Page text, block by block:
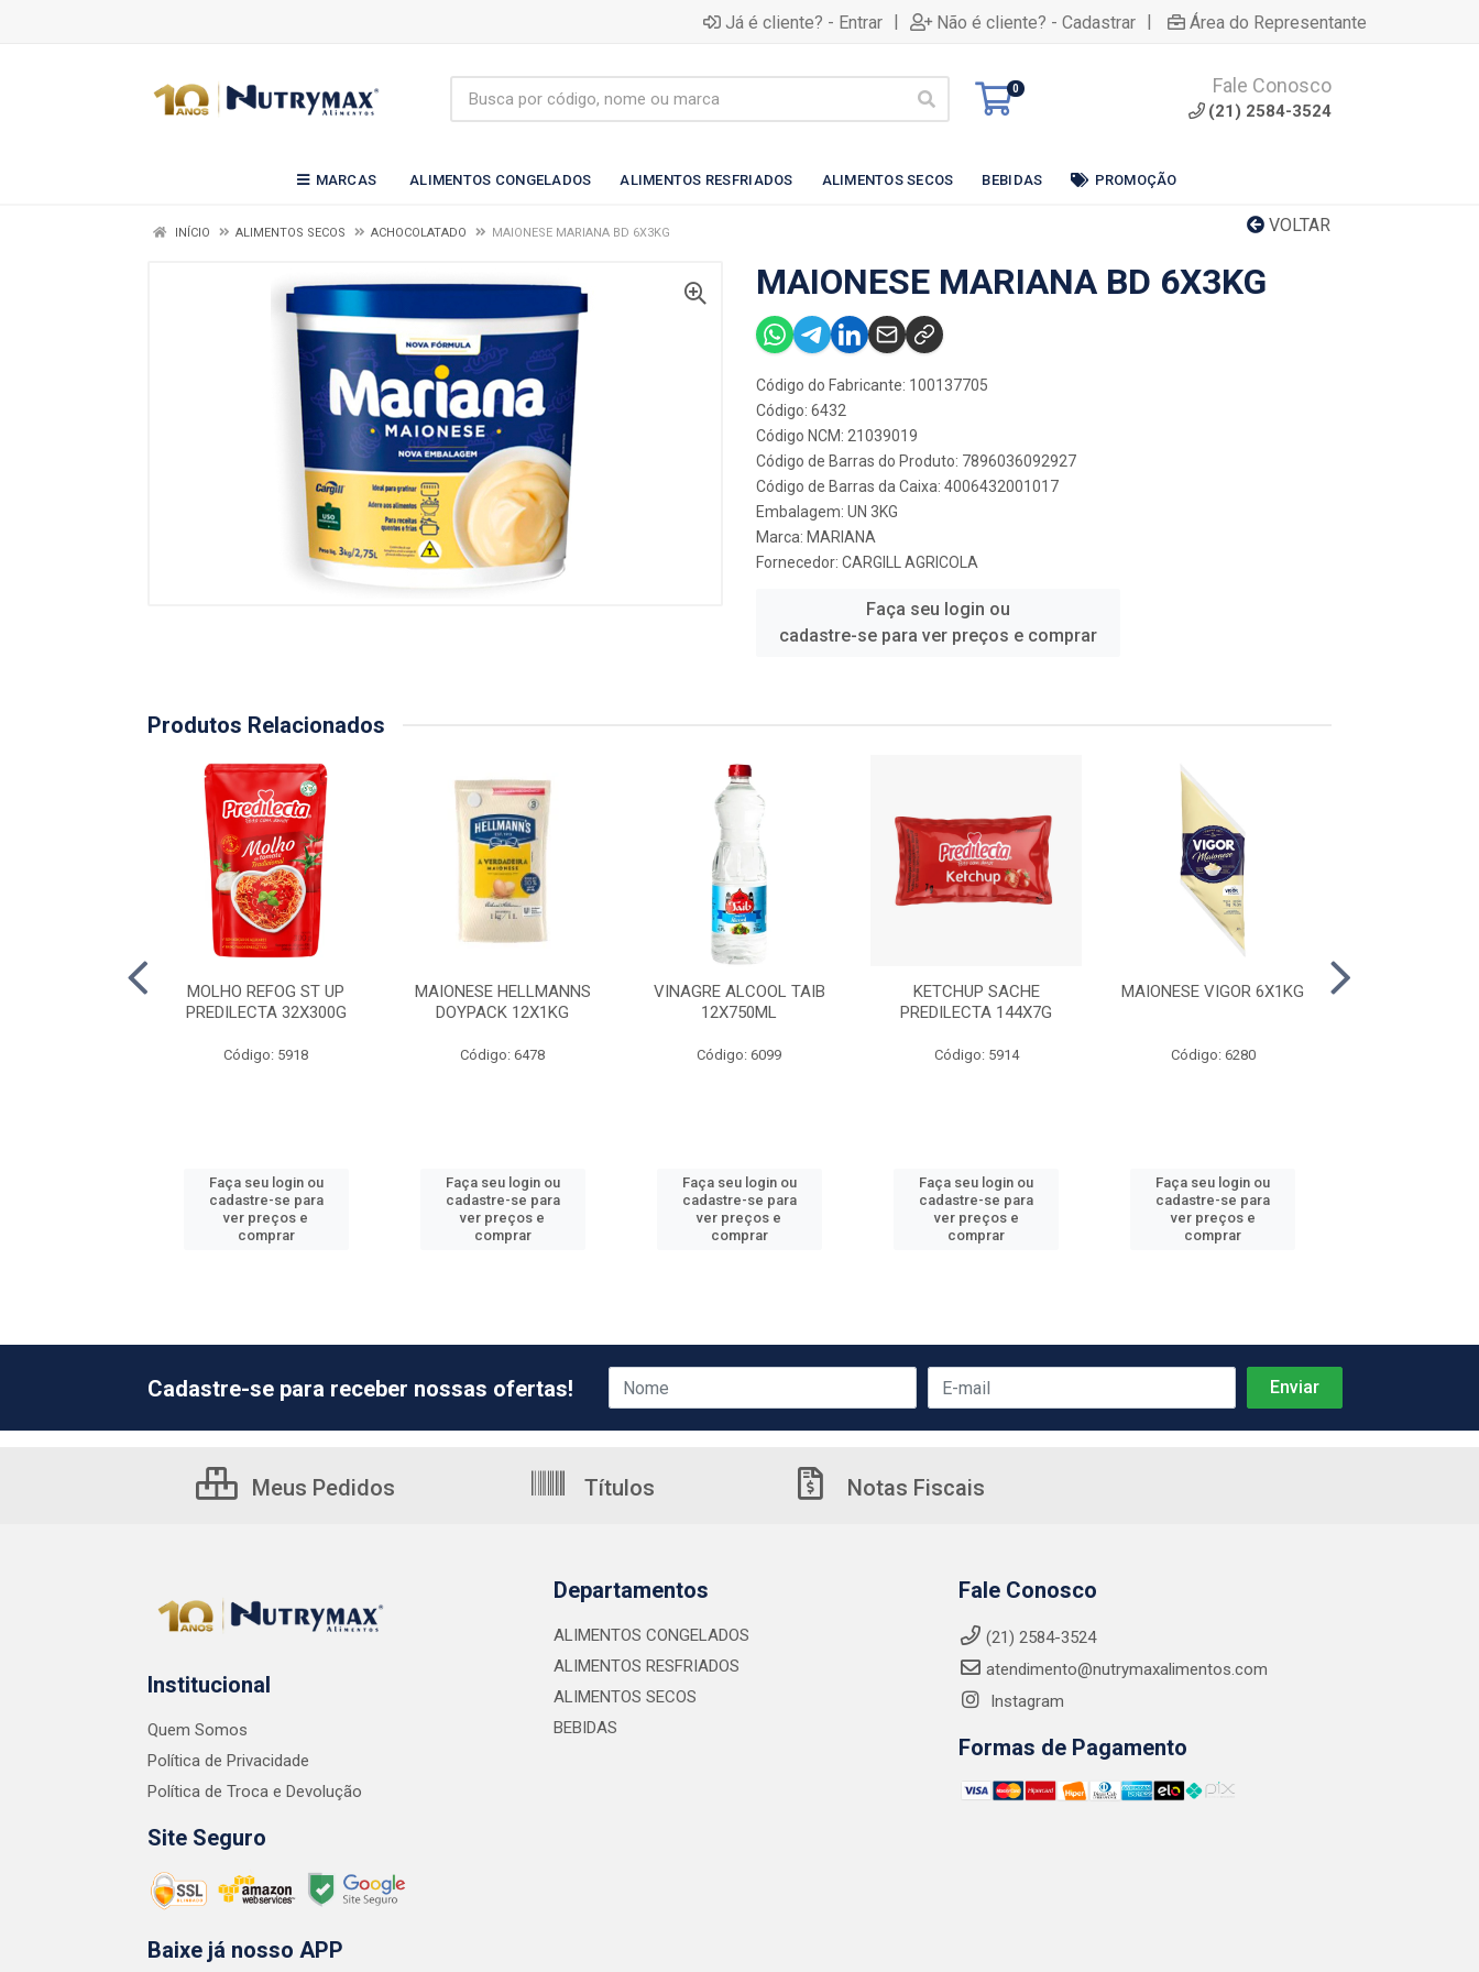
Já é cliente? - Entrar | Não é cliente? - Cadastrar | Área do Representante
0 Fale Conosco
(21) 2584-3524
MARCAS ALIMENTOS CONGELADOS ALIMENTOS RESFRIADOS ALIMENTOS SECOS BEBIDAS PROMOÇÃO
VOLTAR
INÍCIO ALIMENTOS SECOS ACHOCOLATADO MAIONESE MARIANA BD 6X3KG
MAIONESE MARIANA BD 6X3KG
Código do Fabricante: 100137705
Código: 6432
Código NCM: 21039019
Código de Barras do Produto: 7896036092927
Código de Barras da Caixa: 4006432001017
Embalagem: UN 3KG
Marca: MARIANA
Fornecedor: CARGILL AGRICOLA
Faça seu login ou
cadastre-se para ver preços e comprar
Produtos Relacionados
MOLHO REFOG ST UP
PREDILECTA 32X300G
Código: 5918
Faça seu login ou
cadastre-se para
ver preços e
comprar
MAIONESE HELLMANNS
DOYPACK 12X1KG
Código: 6478
Faça seu login ou
cadastre-se para
ver preços e
comprar
VINAGRE ALCOOL TAIB
12X750ML
Código: 6099
Faça seu login ou
cadastre-se para
ver preços e
comprar
KETCHUP SACHE
PREDILECTA 144X7G
Código: 5914
Faça seu login ou
cadastre-se para
ver preços e
comprar
MAIONESE VIGOR 6X1KG
Código: 6280
Faça seu login ou
cadastre-se para
ver preços e
comprar
Cadastre-se para receber nossas ofertas!
Meus Pedidos Títulos Notas Fiscais
Institucional
Quem Somos
Política de Privacidade
Política de Troca e Devolução
Site Seguro
Baixe já nosso APP
Departamentos
ALIMENTOS CONGELADOS
ALIMENTOS RESFRIADOS
ALIMENTOS SECOS
BEBIDAS
Fale Conosco
(21) 2584-3524
atendimento@nutrymaxalimentos.com
Instagram
Formas de Pagamento